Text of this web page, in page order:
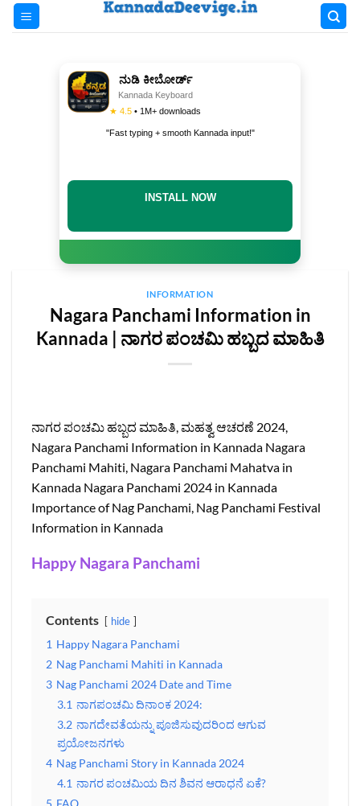
Skip
ನುಡಿ ಕೀಬೋರ್ಡ್
Kannada Keyboard
★ 4.5 • 1M+ downloads
"Fast typing + smooth Kannada input!"
INSTALL NOW
INFORMATION
Nagara Panchami Information in
Kannada | ನಾಗರ ಪಂಚಮಿ ಹಬ್ಬದ ಮಾಹಿತಿ
ನಾಗರ ಪಂಚಮಿ ಹಬ್ಬದ ಮಾಹಿತಿ, ಮಹತ್ವ ಆಚರಣೆ 2024,
Nagara Panchami Information in Kannada Nagara
Panchami Mahiti, Nagara Panchami Mahatva in
Kannada Nagara Panchami 2024 in Kannada
Importance of Nag Panchami, Nag Panchami Festival
Information in Kannada
Happy Nagara Panchami
Contents hide
1 Happy Nagara Panchami
2 Nag Panchami Mahiti in Kannada
3 Nag Panchami 2024 Date and Time
3.1 ನಾಗಪಂಚಮಿ ದಿನಾಂಕ 2024:
3.2 ನಾಗದೇವತೆಯನ್ನು ಪೂಜಿಸುವುದರಿಂದ ಆಗುವ
ಪ್ರಯೋಜನಗಳು
4 Nag Panchami Story in Kannada 2024
4.1 ನಾಗರ ಪಂಚಮಿಯ ದಿನ ಶಿವನ ಆರಾಧನೆ ಏಕೆ?